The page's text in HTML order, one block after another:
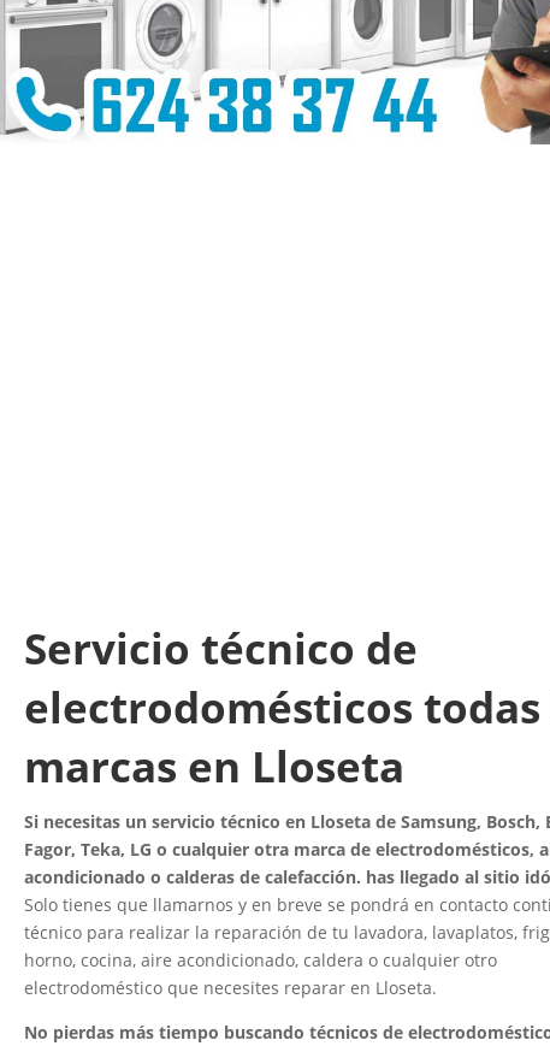
Servicio técnico de
electrodomésticos todas
marcas en Lloseta
Si necesitas un servicio técnico en Lloseta de Samsung, Bosch,
Fagor, Teka, LG o cualquier otra marca de electrodomésticos,
acondicionado o calderas de calefacción. has llegado al sitio
Solo tienes que llamarnos y en breve se pondrá en contacto
técnico para realizar la reparación de tu lavadora, lavaplatos,
horno, cocina, aire acondicionado, caldera o cualquier otro
electrodoméstico que necesites reparar en Lloseta.
No pierdas más tiempo buscando técnicos de